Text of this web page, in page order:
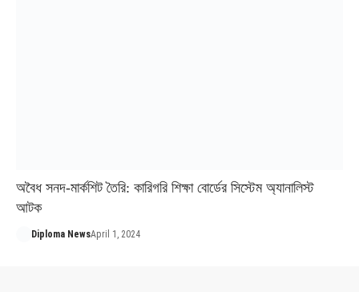
অবৈধ সনদ-মার্কশিট তৈরি: কারিগরি শিক্ষা বোর্ডের সিস্টেম অ্যানালিস্ট
আটক
Diploma NewsApril 1, 2024